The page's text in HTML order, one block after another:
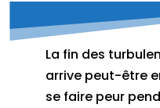
La fin des
arrive peut-être
se faire peur